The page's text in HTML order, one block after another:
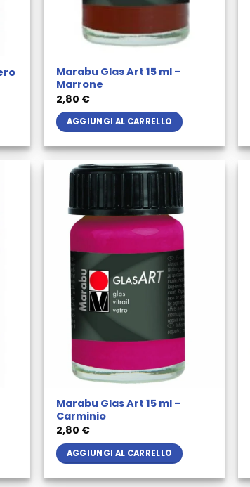
Marabu Glas Art 15 ml –
Marrone
2,80 €
AGGIUNGI AL CARRELLO
Marabu Glas Art 15 ml –
Carminio
2,80 €
AGGIUNGI AL CARRELLO